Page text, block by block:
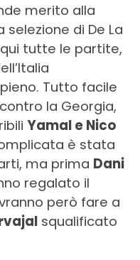
merito alla
selezione di De La
tutte le partite,
Tutto facile
la Georgia,
Yamal e Nico
è stata
ma prima Dani
regalato il
però fare a
squalificato